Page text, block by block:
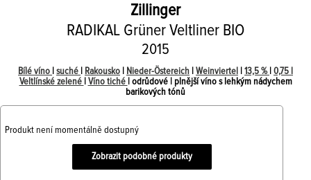
Zillinger
RADIKAL Grüner Veltliner BIO
2015
Bílé víno suché Rakousko Nieder-Östereich Weinviertel 13,5 % 0,75 l
Veltlínské zelené
Víno tiché
| odrůdové | plnější víno s lehkým nádychem
barikových tónů
Produkt není momentálně dostupný
Zobrazit podobné produkty